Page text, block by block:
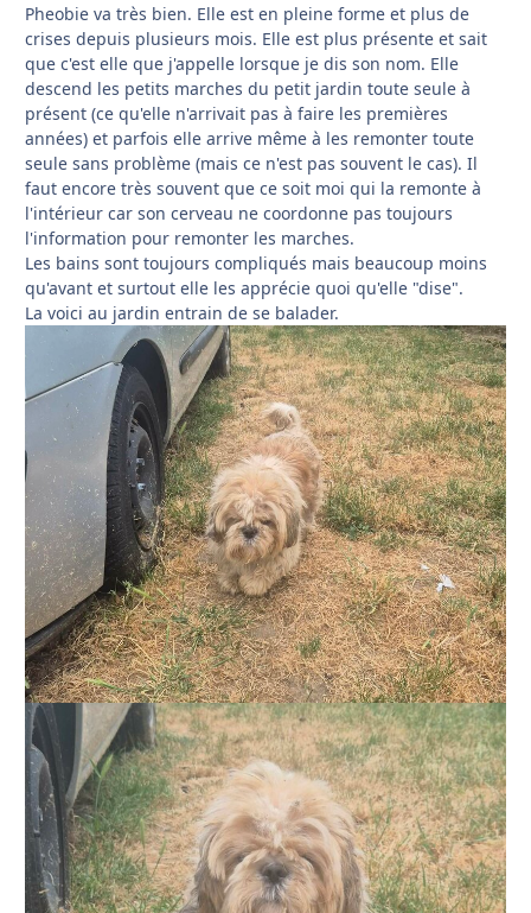
Pheobie va très bien. Elle est en pleine forme et plus de
crises depuis plusieurs mois. Elle est plus présente et sait
que c'est elle que j'appelle lorsque je dis son nom. Elle
descend les petits marches du petit jardin toute seule à
présent (ce qu'elle n'arrivait pas à faire les premières
années) et parfois elle arrive même à les remonter toute
seule sans problème (mais ce n'est pas souvent le cas). Il
faut encore très souvent que ce soit moi qui la remonte à
l'intérieur car son cerveau ne coordonne pas toujours
l'information pour remonter les marches.
Les bains sont toujours compliqués mais beaucoup moins
qu'avant et surtout elle les apprécie quoi qu'elle "dise".
La voici au jardin entrain de se balader.